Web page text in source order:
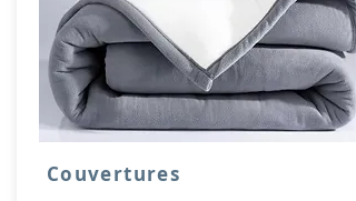
Couvertures